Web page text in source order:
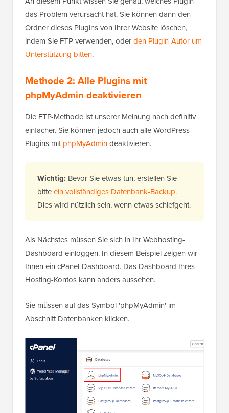
das Problem verursacht hat. Sie können dann den
Ordner dieses Plugins von Ihrer Website löschen,
indem Sie FTP verwenden, oderden Plugin-Autor um
Unterstützung bitten.
Methode 2: Alle Plugins mit
phpMyAdmin deaktivieren
Die FTP-Methode ist unserer Meinung nach definitiv
einfacher. Sie können jedoch auch alle WordPress-
Plugins mitphpMyAdmindeaktivieren.
Wichtig: Bevor Sie etwas tun, erstellen Sie
bitteein vollständiges Datenbank-Backup.
Dies wird nützlich sein, wenn etwas schiefgeht.
Als Nächstes müssen Sie sich in Ihr Webhosting-
Dashboard einloggen. In diesem Beispiel zeigen wir
Ihnen ein cPanel-Dashboard. Das Dashboard Ihres
Hosting-Kontos kann anders aussehen.
Sie müssen auf das Symbol 'phpMyAdmin' im
Abschnitt Datenbanken klicken.